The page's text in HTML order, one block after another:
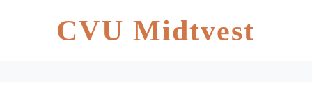
CVU Midtvest